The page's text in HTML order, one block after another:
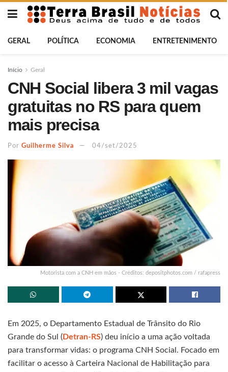
GERAL POLÍTICA ECONOMIA ENTRETENIMENTO
Início Geral
CNH Social libera 3 mil vagas
gratuitas no RS para quem
mais precisa
Por Guilherme Silva 04/set/2025
Motorista com a CNH em mãos - Créditos: depositphotos.com / rafapress
Em 2025, o Departamento Estadual de Trânsito do Rio
Grande do Sul (Detran-RS) deu início a uma ação voltada
para transformar vidas: o programa CNH Social. Focado em
facilitar o acesso à Carteira Nacional de Habilitação para